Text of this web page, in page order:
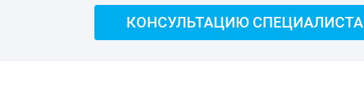
КОНСУЛЬТАЦИЮ СПЕЦИАЛИСТА